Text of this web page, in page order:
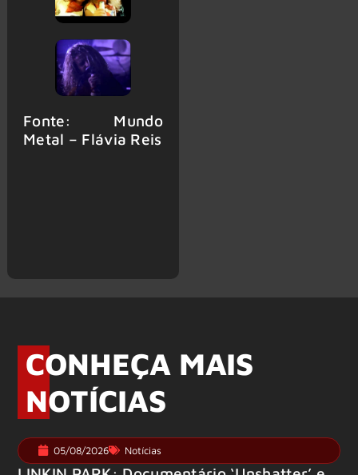
Fonte: Mundo
Metal – Flávia Reis
CONHEÇA MAIS
NOTÍCIAS
05/08/2026 Notícias